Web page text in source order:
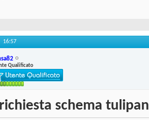
16:57
Qualificato
schema